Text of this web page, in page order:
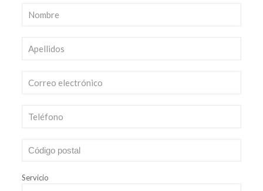
Servicio